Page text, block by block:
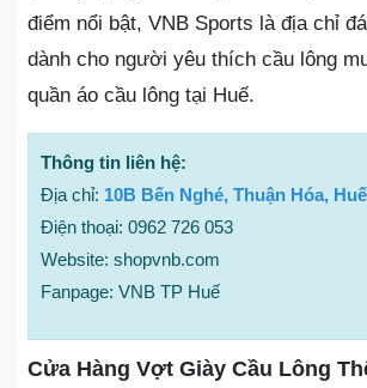
điểm nổi bật, VNB Sports là địa chỉ
dành cho người yêu thích cầu lông
quần áo cầu lông tại Huế.
Thông tin liên hệ:
Địa chỉ: 10B Bến Nghé, Thuận Hóa, Huế
Điện thoại: 0962 726 053
Website: shopvnb.com
Fanpage: VNB TP Huế
Cửa Hàng Vợt Giày Cầu Lông